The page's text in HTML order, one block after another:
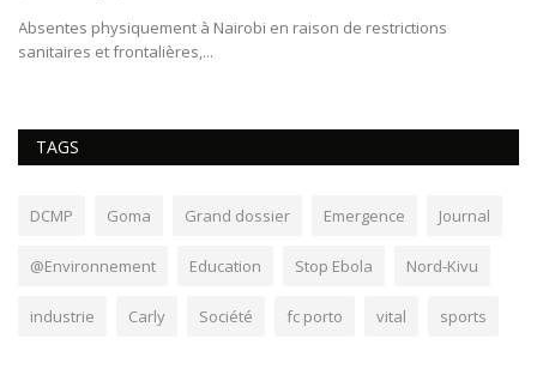
Absentes physiquement à Nairobi en raison de restrictions
sanitaires et frontalières,...
TAGS
DCMP Goma Grand dossier Emergence Journal
@Environnement Education Stop Ebola Nord-Kivu
industrie Carly Société fc porto vital sports